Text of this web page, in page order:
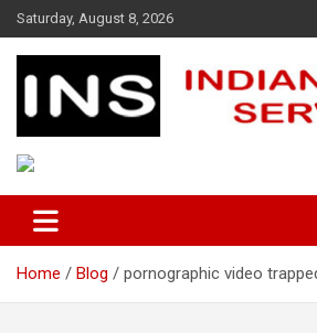
Skip
to
content
Saturday, August 8, 2026
Indian News Service
Home Blog pornographic video